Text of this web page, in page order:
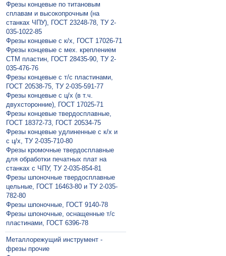
Фрезы концевые по титановым
сплавам и высокопрочным (на
станках ЧПУ), ГОСТ 23248-78, ТУ 2-
035-1022-85
Фрезы концевые с к/х, ГОСТ 17026-71
Фрезы концевые с мех. креплением
СТМ пластин, ГОСТ 28435-90, ТУ 2-
035-476-76
Фрезы концевые с т/с пластинами,
ГОСТ 20538-75, ТУ 2-035-591-77
Фрезы концевые с ц/х (в т.ч.
двухсторонние), ГОСТ 17025-71
Фрезы концевые твердосплавные,
ГОСТ 18372-73, ГОСТ 20534-75
Фрезы концевые удлиненные с к/х и
с ц/х, ТУ 2-035-710-80
Фрезы кромочные твердосплавные
для обработки печатных плат на
станках с ЧПУ, ТУ 2-035-854-81
Фрезы шпоночные твердосплавные
цельные, ГОСТ 16463-80 и ТУ 2-035-
782-80
Фрезы шпоночные, ГОСТ 9140-78
Фрезы шпоночные, оснащенные т/с
пластинами, ГОСТ 6396-78
Металлорежущий инструмент -
фрезы прочие